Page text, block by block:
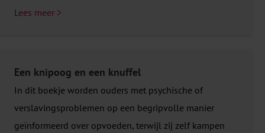
Lees meer >
Een knipoog en een knuffel
In dit boekje worden ouders met psychische of
verslavingsproblemen op een begripvolle manier
geïnformeerd over opvoeden, terwijl zij zelf kampen